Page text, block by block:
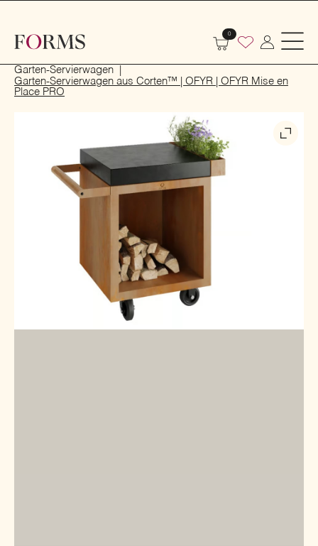
0
Garten-Servierwagen
Garten-Servierwagen aus Corten™ | OFYR | OFYR Mise en
Place PRO